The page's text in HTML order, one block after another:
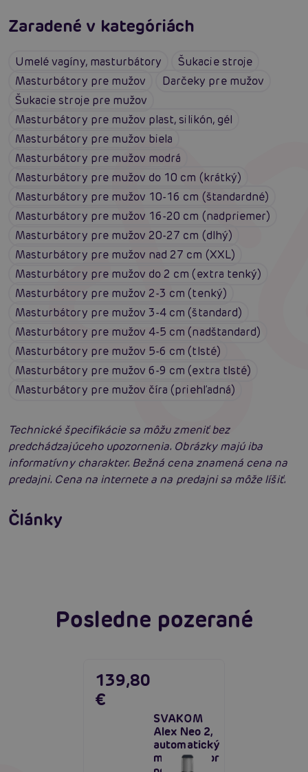
Zaradené v kategóriách
Umelé vagíny, masturbátory
Šukacie stroje
Masturbátory pre mužov
Darčeky pre mužov
Šukacie stroje pre mužov
Masturbátory pre mužov plast, silikón, gél
Masturbátory pre mužov biela
Masturbátory pre mužov modrá
Masturbátory pre mužov do 10 cm (krátký)
Masturbátory pre mužov 10-16 cm (štandardné)
Masturbátory pre mužov 16-20 cm (nadpriemer)
Masturbátory pre mužov 20-27 cm (dlhý)
Masturbátory pre mužov nad 27 cm (XXL)
Masturbátory pre mužov do 2 cm (extra tenký)
Masturbátory pre mužov 2-3 cm (tenký)
Masturbátory pre mužov 3-4 cm (štandard)
Masturbátory pre mužov 4-5 cm (nadštandard)
Masturbátory pre mužov 5-6 cm (tlsté)
Masturbátory pre mužov 6-9 cm (extra tlsté)
Masturbátory pre mužov číra (priehľadná)
Technické špecifikácie sa môžu zmeniť bez
predchádzajúceho upozornenia. Obrázky majú iba
informatívny charakter. Bežná cena znamená cena na
predajni. Cena na internete a na predajni sa môže líšiť.
Články
vedieť o masturbácii
Čítať viacej
Fleshlight Flight Commander: Zavedie ťa na
miesta, kde si ešte nikdy nebol
Posledne pozerané
SVAKOM
Alex Neo 2,
automatický
masturbátor
139,80
€